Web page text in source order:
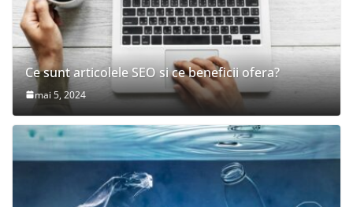
Ce sunt articolele SEO si ce beneficii ofera?
mai 5, 2024